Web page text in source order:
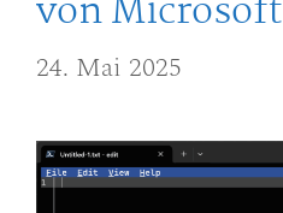
von Microsoft
24. Mai 2025